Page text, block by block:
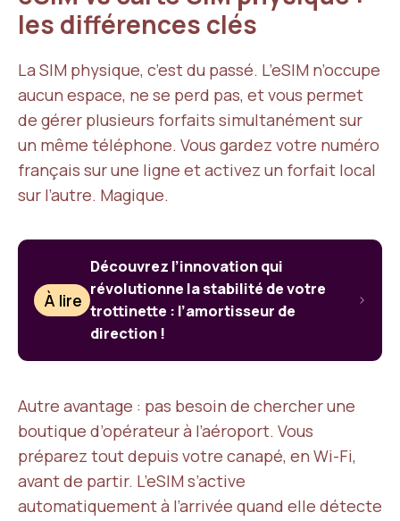
les différences clés
La SIM physique, c’est du passé. L’eSIM n’occupe
aucun espace, ne se perd pas, et vous permet
de gérer plusieurs forfaits simultanément sur
un même téléphone. Vous gardez votre numéro
français sur une ligne et activez un forfait local
sur l’autre. Magique.
À lire
Découvrez l’innovation qui
révolutionne la stabilité de votre
trottinette : l’amortisseur de
direction !
Autre avantage : pas besoin de chercher une
boutique d’opérateur à l’aéroport. Vous
préparez tout depuis votre canapé, en Wi-Fi,
avant de partir. L’eSIM s’active
automatiquement à l’arrivée quand elle détecte